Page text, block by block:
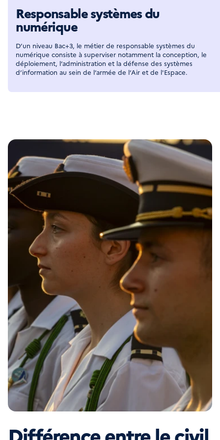
Responsable systèmes du
numérique
D’un niveau Bac+3, le métier de responsable systèmes du
numérique consiste à superviser notamment la conception, le
déploiement, l’administration et la défense des systèmes
d’information au sein de l’armée de l’Air et de l'Espace.